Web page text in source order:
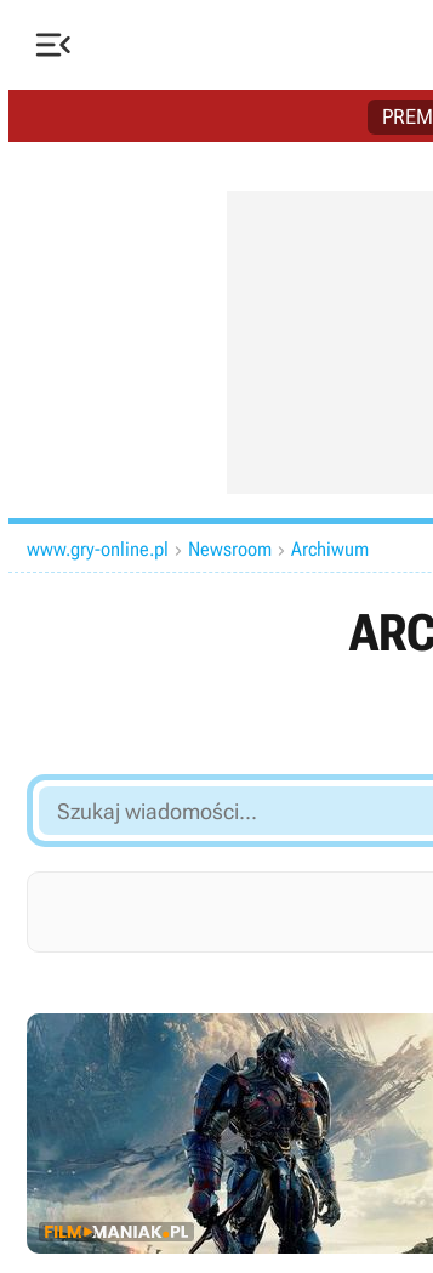

www.gry-online.pl  Newsroom  Archiwum
Szukaj
wiadomości...